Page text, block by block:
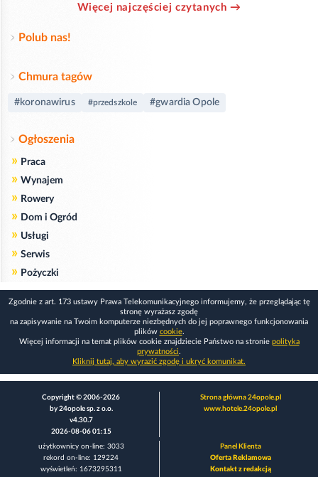
Więcej najczęściej czytanych →
Polub nas!
Chmura tagów
#koronawirus #przedszkole #gwardia Opole
Ogłoszenia
» Praca
» Wynajem
» Rowery
» Dom i Ogród
» Usługi
» Serwis
» Pożyczki
Zgodnie z art. 173 ustawy Prawa Telekomunikacyjnego informujemy, że przeglądając tę
stronę wyrażasz zgodę
na zapisywanie na Twoim komputerze niezbędnych do jej poprawnego funkcjonowania
plików cookie.
Więcej informacji na temat plików cookie znajdziecie Państwo na stronie polityka
prywatności.
Kliknij tutaj, aby wyrazić zgodę i ukryć komunikat.
Copyright © 2006-2026
by 24opole sp. z o.o.
v4.30.7
2026-08-06 01:15
Strona główna 24opole.pl
www.hotele.24opole.pl
użytkownicy on-line: 3033
rekord on-line: 129224
wyświetleń: 1673295311
Panel Klienta
Oferta Reklamowa
Kontakt z redakcją